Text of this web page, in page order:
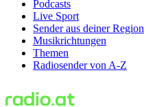
Podcasts
Live Sport
Sender aus deiner Region
Musikrichtungen
Themen
Radiosender von A-Z